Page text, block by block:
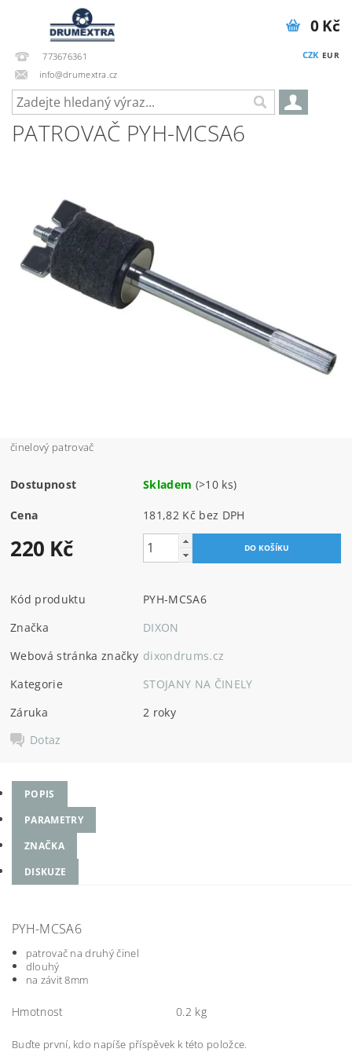
773676361
info@drumextra.cz
CZK EUR
0 Kč
PATROVAČ PYH-MCSA6
činelový patrovač
Dostupnost Skladem (>10 ks)
Cena 181,82 Kč bez DPH
220 Kč
Kód produktu
PYH-MCSA6
Značka
DIXON
Webová stránka značky dixondrums.cz
Kategorie
STOJANY NA ČINELY
Záruka
2 roky
Dotaz
POPIS
PARAMETRY
ZNAČKA
DISKUZE
PYH-MCSA6
patrovač na druhý činel
dlouhý
na závit 8mm
Hmotnost 0.2 kg
Buďte první, kdo napíše příspěvek k této položce.